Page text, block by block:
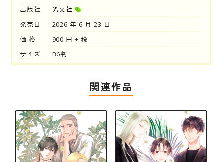
出版社
光文社
発売日
2026 年 6 月 23 日
価 格
900 円 + 税
サイズ
B6判
関連作品